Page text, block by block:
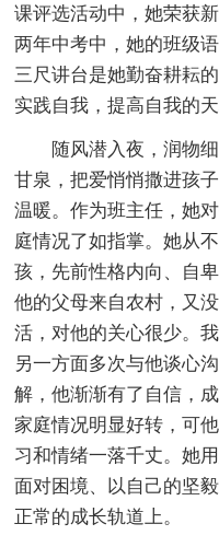
课评选活动中，她荣获
两年中考中，她的班级
三尺讲台是她勤奋耕耘
实践自我，提高自我的天
随风潜入夜，润物
甘泉，把爱悄悄撒进孩
温暖。作为班主任，她
庭情况了如指掌。她从
孩，先前性格内向、自
他的父母来自农村，又
活，对他的关心很少。
另一方面多次与他谈心
解，他渐渐有了自信，
家庭情况明显好转，可
习和情绪一落千丈。她
面对困境、以自己的坚
正常的成长轨道上。